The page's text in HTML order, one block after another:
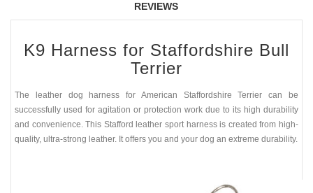
REVIEWS
K9 Harness for Staffordshire Bull
Terrier
The leather dog harness for American Staffordshire Terrier can be
successfully used for agitation or protection work due to its high durability
and convenience. This Stafford leather sport harness is created from high-
quality, ultra-strong leather. It offers you and your dog an extreme durability.